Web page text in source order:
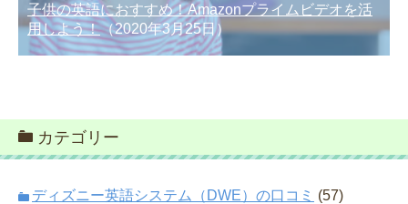
子供の英語におすすめ！Amazonプライムビデオを活
用しよう！（2020年3月25日）
カテゴリー
ディズニー英語システム（DWE）の口コミ (57)